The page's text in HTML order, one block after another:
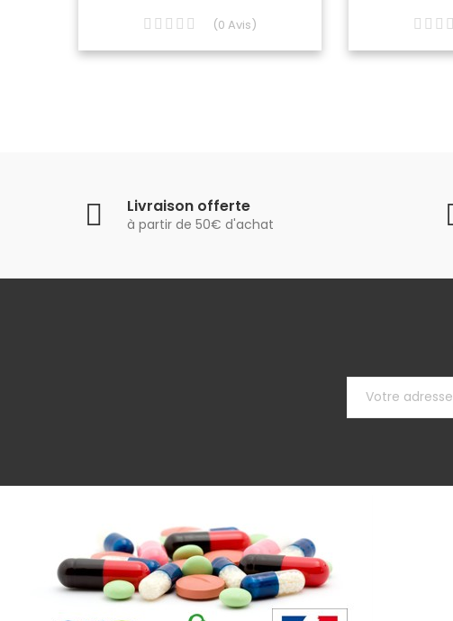
(0 Avis)
Livraison offerte
à partir de 50€ d'achat